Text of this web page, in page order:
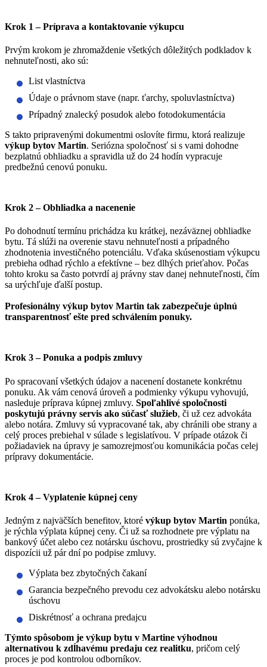
Krok 1 – Príprava a kontaktovanie výkupcu
Prvým krokom je zhromaždenie všetkých dôležitých podkladov k
nehnuteľnosti, ako sú:
List vlastníctva
Údaje o právnom stave (napr. ťarchy, spoluvlastníctva)
Prípadný znalecký posudok alebo fotodokumentácia
S takto pripravenými dokumentmi oslovíte firmu, ktorá realizuje
výkup bytov Martin. Seriózna spoločnosť si s vami dohodne
bezplatnú obhliadku a spravidla už do 24 hodín vypracuje
predbežnú cenovú ponuku.
Krok 2 – Obhliadka a nacenenie
Po dohodnutí termínu prichádza ku krátkej, nezáväznej obhliadke
bytu. Tá slúži na overenie stavu nehnuteľnosti a prípadného
zhodnotenia investičného potenciálu. Vďaka skúsenostiam výkupcu
prebieha odhad rýchlo a efektívne – bez dlhých prieťahov. Počas
tohto kroku sa často potvrdí aj právny stav danej nehnuteľnosti, čím
sa urýchľuje ďalší postup.
Profesionálny výkup bytov Martin tak zabezpečuje úplnú
transparentnosť ešte pred schválením ponuky.
Krok 3 – Ponuka a podpis zmluvy
Po spracovaní všetkých údajov a nacenení dostanete konkrétnu
ponuku. Ak vám cenová úroveň a podmienky výkupu vyhovujú,
nasleduje príprava kúpnej zmluvy. Spoľahlivé spoločnosti
poskytujú právny servis ako súčasť služieb, či už cez advokáta
alebo notára. Zmluvy sú vypracované tak, aby chránili obe strany a
celý proces prebiehal v súlade s legislatívou. V prípade otázok či
požiadaviek na úpravy je samozrejmosťou komunikácia počas celej
prípravy dokumentácie.
Krok 4 – Vyplatenie kúpnej ceny
Jedným z najväčších benefitov, ktoré výkup bytov Martin ponúka,
je rýchla výplata kúpnej ceny. Či už sa rozhodnete pre výplatu na
bankový účet alebo cez notársku úschovu, prostriedky sú zvyčajne k
dispozícii už pár dní po podpise zmluvy.
Výplata bez zbytočných čakaní
Garancia bezpečného prevodu cez advokátsku alebo notársku
úschovu
Diskrétnosť a ochrana predajcu
Týmto spôsobom je výkup bytu v Martine výhodnou
alternatívou k zdĺhavému predaju cez realitku, pričom celý
proces je pod kontrolou odborníkov.